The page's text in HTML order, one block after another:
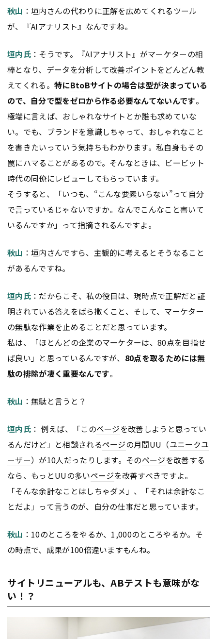
秋山 ：垣内さんの代わりに正解を広めてくれるツール
が、『AIアナリスト』なんですね。
垣内氏：そうです。『AIアナリスト』がマーケターの相
棒となり、データを分析して改善ポイントをどんどん教
えてくれる。 特にBtoBサイトの場合は型が決まっている
ので、自分で型をゼロから作る必要なんてないんです。
極端に言えば、おしゃれなサイトとか誰も求めていな
い。でも、ブランドを意識しちゃって、おしゃれなこと
を書きたいっていう気持ちもわかります。私自身もその
罠にハマることがあるので。そんなときは、ビービット
時代の同僚にレビューしてもらっています。
そうすると、「いつも、“こんな要素いらない”って自分
で言っているじゃないですか。なんでこんなこと書いて
いるんですか」って指摘されるんですよ。
秋山 ：垣内さんですら、主観的に考えるとそうなること
があるんですね。
垣内氏：だからこそ、私の役目は、現時点で正解だと証
明されている答えをばら撒くこと、そして、マーケター
の無駄な作業を止めることだと思っています。
私は、「ほとんどの企業のマーケターは、80点を目指せ
ば良い」と思っているんですが、 80点を取るためには無
駄の排除が凄く重要なんです。
秋山 ：無駄と言うと？
垣内氏： 例えば、「このページを改善しようと思ってい
るんだけど」と相談されるページの月間UU（ユニークユ
ーザー）が10人だったりします。そのページを改善する
なら、もっとUUの多いページを改善すべきですよ。
「そんな余計なことはしちゃダメ」、「それは余計なこ
とだよ」って言うのが、自分の仕事だと思っています。
秋山 ：10のところをやるか、1,000のところやるか。そ
の時点で、成果が100倍違いますもんね。
サイトリニューアルも、ABテストも意味がな
い！？